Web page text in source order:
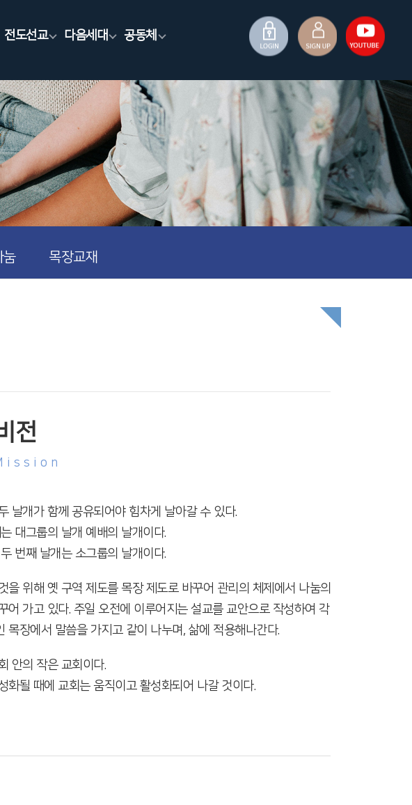
전도선교 다음세대 공동체
눔 목장교재
전
날개가 함께 공유되어야 힘차게 날아갈 수 있다.
대그룹의 날개 예배의 날개이다.
번째 날개는 소그룹의 날개이다.
을 위해 옛 구역 제도를 목장 제도로 바꾸어 관리의 체제에서 나눔의
어 가고 있다. 주일 오전에 이루어지는 설교를 교안으로 작성하여 각
목장에서 말씀을 가지고 같이 나누며, 삶에 적용해나간다.
안의 작은 교회이다.
화될 때에 교회는 움직이고 활성화되어 나갈 것이다.